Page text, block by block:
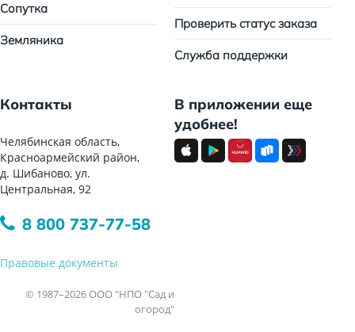
Сопутка
Земляника
Проверить статус заказа
Служба поддержки
Контакты
Челябинская область,
Красноармейский район,
д. Шибаново, ул.
Центральная, 92
8 800 737-77-58
Правовые документы
© 1987–2026 ООО "НПО "Сад и
огород"
В приложении еще
удобнее!